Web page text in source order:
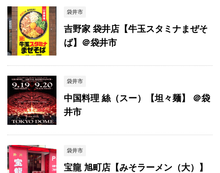
袋井市
吉野家 袋井店【牛玉スタミナまぜそ
ば】＠袋井市
袋井市
中国料理 絲（スー）【坦々麺】 ＠袋
井市
袋井市
宝龍 旭町店【みそラーメン（大）】